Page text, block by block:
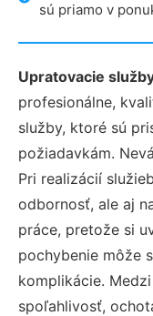
sú priamo v
Upratovacie
profesionálne,
služby, ktoré sú
požiadavkám.
Pri realizácií
odbornosť, ale aj
práce, pretože si
pochybenie môže
komplikácie.
spoľahlivosť,